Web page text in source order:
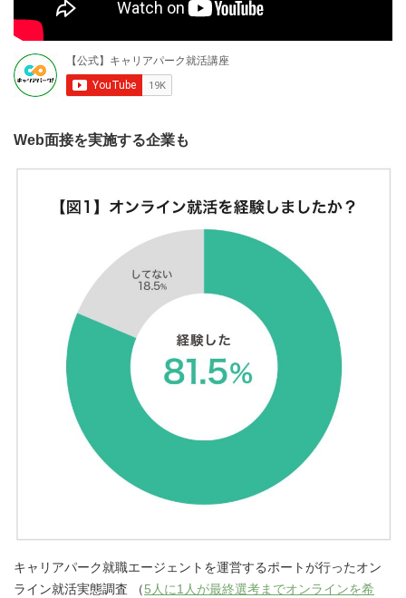
Web面接を実施する企業も
キャリアパーク就職エージェントを運営するポートが行ったオン
ライン就活実態調査 （5人に1人が最終選考までオンラインを希